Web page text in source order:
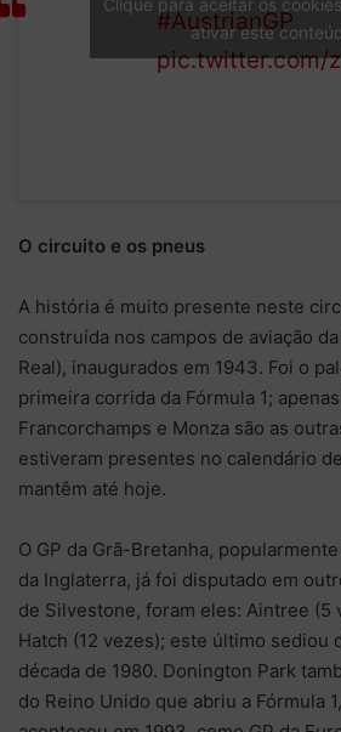
(after 11/24
rounds)
#AustrianGP
pic.twitter.com/
ativar este
O circuito e os pneus
A história é muito presente neste
construída nos campos de aviação
Real), inaugurados em 1943. Foi o
primeira corrida da Fórmula 1;
Francorchamps e Monza são as
estiveram presentes no calendário
mantêm até hoje.
O GP da Grã-Bretanha,
da Inglaterra, já foi disputado em
de Silvestone, foram eles: Aintree (5
Hatch (12 vezes); este último sediou
década de 1980. Donington Park
do Reino Unido que abriu a Fórmula